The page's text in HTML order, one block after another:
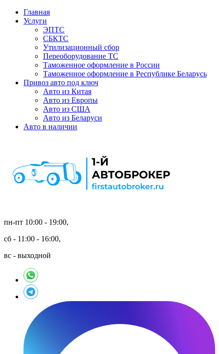
Главная
Услуги
ЭПТС
СБКТС
Утилизационный сбор
Переоборудование ТС
Таможенное оформление в России
Таможенное оформление в Республике Беларусь
Привоз авто под ключ
Авто из Китая
Авто из Европы
Авто из США
Авто из Беларуси
Авто в наличии
пн-пт 10:00 - 19:00,
сб - 11:00 - 16:00,
вс - выходной